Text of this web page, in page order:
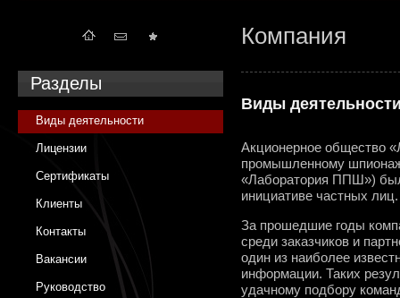
Компания
Виды
Акционерное общество
промышленному
«Лаборатория ППШ»)
инициативе частных лиц.
За прошедшие годы
среди заказчиков и
один из наиболее
информации. Таких
удачному подбору
Разделы
Виды деятельности
Лицензии
Сертификаты
Клиенты
Контакты
Вакансии
Руководство